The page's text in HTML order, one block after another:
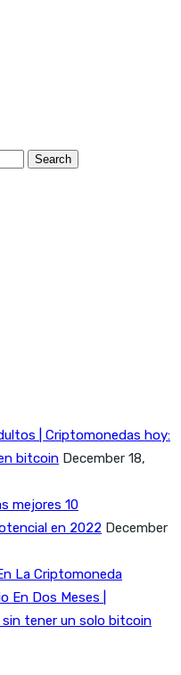
| Criptomonedas hoy:
bitcoin December 18,
mejores 10
en 2022 December
La Criptomoneda
En Dos Meses |
tener un solo bitcoin